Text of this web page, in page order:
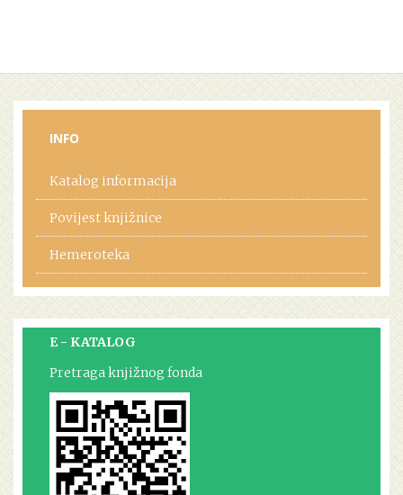
INFO
Katalog informacija
Povijest knjižnice
Hemeroteka
E - KATALOG
Pretraga knjižnog fonda